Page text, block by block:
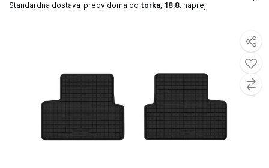
Standardna dostava predvidoma od torka, 18.8. naprej